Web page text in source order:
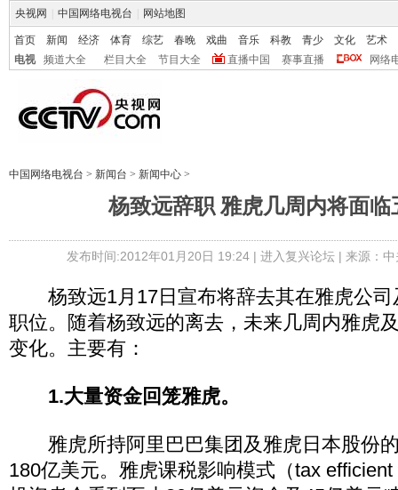
央视网 中国网络电视台 网站地图
首页 新闻 经济 体育 综艺 春晚 戏曲 音乐 科教 青少 文化
艺术
电视
频道大全 栏目大全 节目大全 直播中国 赛事直播 网络
中国网络电视台 > 新闻台 > 新闻中心 >
杨致远辞职 雅虎几周内将面临
发布时间:2012年01月20日 19:24 | 进入复兴论坛| 来源：
杨致远1月17日宣布将辞去其在雅虎公司
职位。随着杨致远的离去，未来几周内雅虎
变化。主要有：
1.大量资金回笼雅虎。
雅虎所持阿里巴巴集团及雅虎日本股份
180亿美元。雅虎课税影响模式（tax